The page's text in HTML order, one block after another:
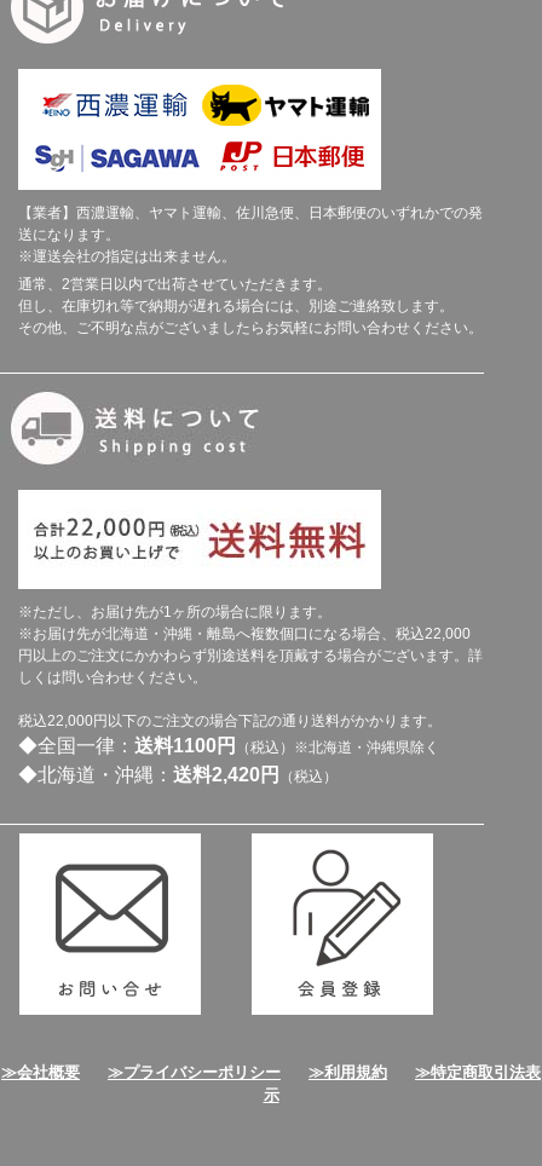
【業者】西濃運輸、ヤマト運輸、佐川急便、日本郵便のいずれかでの発
送になります。
※運送会社の指定は出来ません。
通常、2営業日以内で出荷させていただきます。
但し、在庫切れ等で納期が遅れる場合には、別途ご連絡致します。
その他、ご不明な点がございましたらお気軽にお問い合わせください。
※ただし、お届け先が1ヶ所の場合に限ります。
※お届け先が北海道・沖縄・離島へ複数個口になる場合、税込22,000
円以上のご注文にかかわらず別途送料を頂戴する場合がございます。詳
しくは問い合わせください。
税込22,000円以下のご注文の場合下記の通り送料がかかります。
◆全国一律： 送料1100円 （税込）※北海道・沖縄県除く
◆北海道・沖縄： 送料2,420円 （税込）
≫会社概要 ≫プライバシーポリシー ≫利用規約
≫特定商取引法表
示